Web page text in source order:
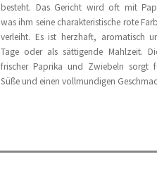
besteht. Das Gericht wird oft mit
was ihm seine charakteristische rote
verleiht. Es ist herzhaft, aromatisch
Tage oder als sättigende Mahlzeit.
frischer Paprika und Zwiebeln sorgt
Süße und einen vollmundigen